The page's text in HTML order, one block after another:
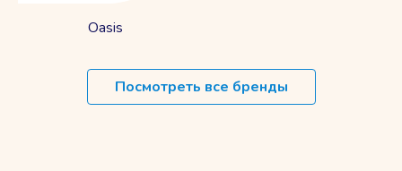
Oasis
Посмотреть все бренды